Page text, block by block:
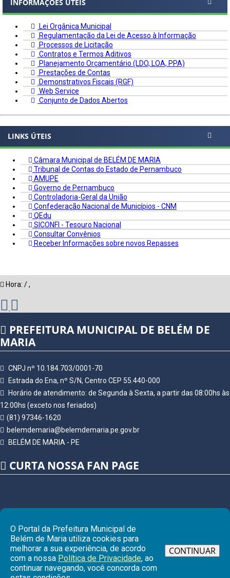
INFORMAÇÕES ÚTEIS
Lei Orgânica Municipal
Regulamentação da Lei de Acesso à Informação
Processos de Licitação
Contratos e Termos Aditivos
Planejamento Orçamentário (LDO, LOA, PPA)
Prestações de Contas
Demonstrativos Fiscais (RGF)
Web Service
Conjunto de Dados Abertos
LINKS ÚTEIS
Câmara Municipal de BELÉM DE MARIA
Tribunal de Contas do Estado de Pernambuco
AMUPE
Governo de Pernambuco
Controladoria-Geral da União
Confederação Nacional de Municípios - CNM
QEdu
SICONFI - Tesouro Nacional
Consultar Convênios
Receber Informações sobre novos Repasses
Hora: /,
PREFEITURA MUNICIPAL DE BELÉM DE
MARIA
CNPJ nº 10.184.703/0001-70
Estrada do Ena, nº S/N, Centro CEP 55.440-000
Horário de atendimento: de Segunda à Sexta, a partir das 08:00hs às
12:00hs (exceto nos feriados)
(81) 97346-1620
belemdemaria@belemdemaria.pe.gov.br
BELÉM DE MARIA - PE
CURTA NOSSA FAN PAGE
O Portal da Prefeitura Municipal de
Belém de Maria utiliza cookies para
melhorar a sua experiência, de acordo
com a nossa Política de Privacidade, ao
continuar navegando, você concorda com
CONTINUAR